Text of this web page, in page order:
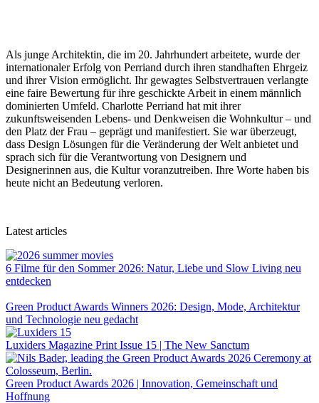
Als junge Architektin, die im 20. Jahrhundert arbeitete, wurde der
internationaler Erfolg von Perriand durch ihren standhaften Ehrgeiz
und ihrer Vision ermöglicht. Ihr gewagtes Selbstvertrauen verlangte
eine faire Bewertung für ihre geschickte Arbeit in einem männlich
dominierten Umfeld. Charlotte Perriand hat mit ihrer
zukunftsweisenden Lebens- und Denkweisen die Wohnkultur – und
den Platz der Frau – geprägt und manifestiert. Sie war überzeugt,
dass Design Lösungen für die Veränderung der Welt anbietet und
sprach sich für die Verantwortung von Designern und
Designerinnen aus, die Kultur voranzutreiben. Ihre Worte haben bis
heute nicht an Bedeutung verloren.
Latest articles
6 Filme für den Sommer 2026: Natur, Liebe und Slow Living neu
entdecken
Green Product Awards Winners 2026: Design, Mode, Architektur
und Technologie neu gedacht
Luxiders Magazine Print Issue 15 | The New Sanctum
Green Product Awards 2026 | Innovation, Gemeinschaft und
Hoffnung